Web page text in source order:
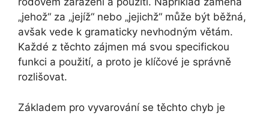
„jehož“ za „jejíž“ nebo „jejichž“ může být běžná,
avšak vede k gramaticky nevhodným větám.
Každé z těchto zájmen má svou specifickou
funkci a použití, a proto je klíčové je správně
rozlišovat.
Základem pro vyvarování se těchto chyb je